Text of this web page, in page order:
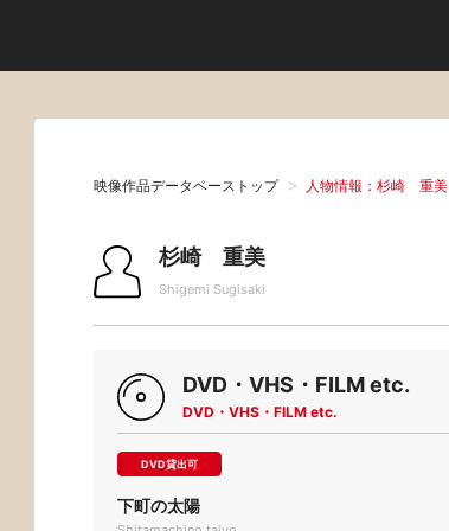
映像作品データベーストップ 人物情報：杉崎 重美
杉崎 重美
Shigemi Sugisaki
DVD・VHS・FILM etc.
DVD・VHS・FILM etc.
DVD貸出可
下町の太陽